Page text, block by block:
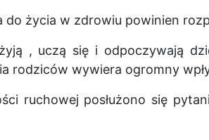
do życia w zdrowiu powinien
, uczą się i odpoczywają
rodziców wywiera ogromny
ruchowej posłużono się